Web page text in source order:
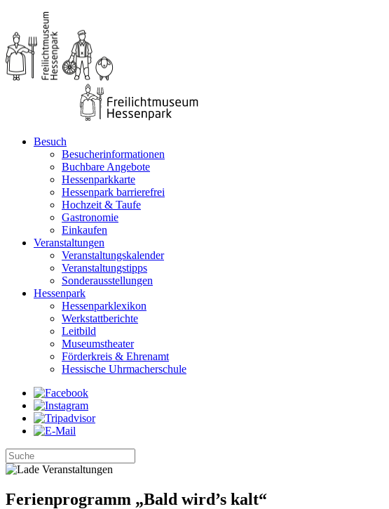
Besuch
Besucherinformationen
Buchbare Angebote
Hessenparkkarte
Hessenpark barrierefrei
Hochzeit & Taufe
Gastronomie
Einkaufen
Veranstaltungen
Veranstaltungskalender
Veranstaltungstipps
Sonderausstellungen
Hessenpark
Hessenparklexikon
Werkstattberichte
Leitbild
Museumstheater
Förderkreis & Ehrenamt
Hessische Uhrmacherschule
Ferienprogramm „Bald wird’s kalt“